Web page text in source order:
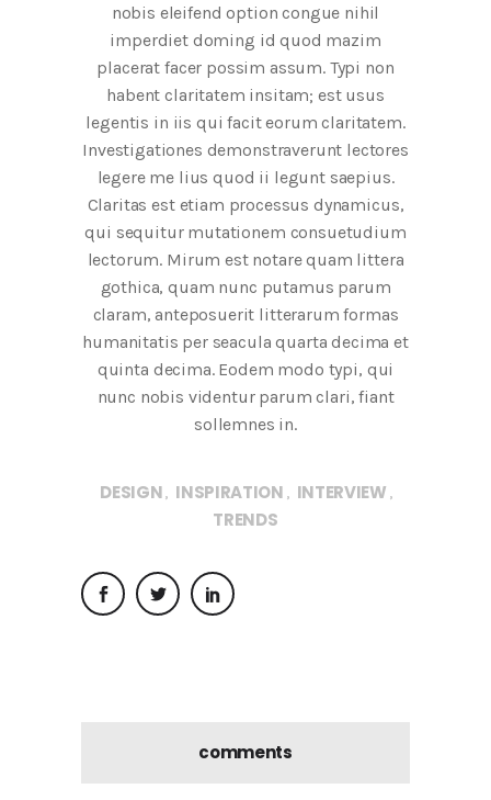
nobis eleifend option congue nihil
imperdiet doming id quod mazim
placerat facer possim assum. Typi non
habent claritatem insitam; est usus
legentis in iis qui facit eorum claritatem.
Investigationes demonstraverunt lectores
legere me lius quod ii legunt saepius.
Claritas est etiam processus dynamicus,
qui sequitur mutationem consuetudium
lectorum. Mirum est notare quam littera
gothica, quam nunc putamus parum
claram, anteposuerit litterarum formas
humanitatis per seacula quarta decima et
quinta decima. Eodem modo typi, qui
nunc nobis videntur parum clari, fiant
sollemnes in.
DESIGN, INSPIRATION , INTERVIEW ,
TRENDS
comments